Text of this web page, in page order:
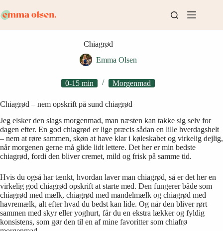
til
indhold
Chiagrød
Emma Olsen
0-15 min Morgenmad
Chiagrød – nem opskrift på sund chiagrød
Jeg elsker den slags morgenmad, man næsten kan takke sig selv for
dagen efter. En god chiagrød er lige præcis sådan en lille hverdagshelt
– nem at røre sammen, skøn at have klar i køleskabet og virkelig dejlig,
når morgenen gerne må glide lidt lettere. Det her er min bedste
chiagrød, fordi den bliver cremet, mild og frisk på samme tid.
Hvis du også har tænkt, hvordan laver man chiagrød, så er det her en
virkelig god chiagrød opskrift at starte med. Den fungerer både som
chiagrød med mælk, chiagrød med mandelmælk og chiagrød med
havremælk, alt efter hvad du bedst kan lide. Og når den bliver rørt
sammen med skyr eller yoghurt, får du en ekstra lækker og fyldig
konsistens, som gør den til en af mine favoritter som chiafrø